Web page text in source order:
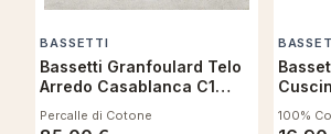
BASSETTI
Bassetti Granfoulard Telo
Arredo Casablanca C1
Percalle di Cotone 100%